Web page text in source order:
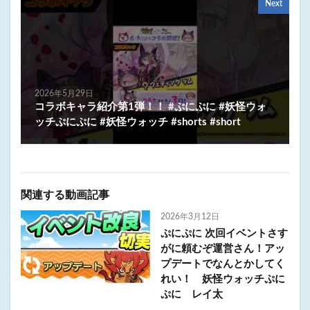
Next
2026年5月29日
コラボキャラ紹介第1弾！！ #ぷにぷに #妖怪ウォ
ッチぷにぷに #妖怪ウォッチ #shorts #short
関連する動画記事
2026年3月12日
ぷにぷに 次回イベントさす
がに頼むぞ運営さん！アッ
プデートでなんとかしてく
れい！ 妖怪ウォッチぷに
ぷに レイ太